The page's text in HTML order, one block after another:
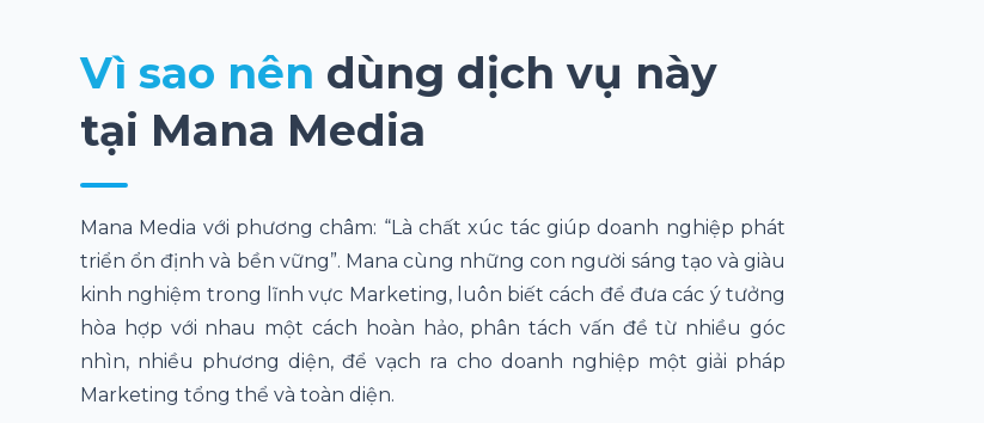
Vì sao nên dùng dịch vụ này
tại Mana Media
Mana Media với phương châm: “Là chất xúc tác giúp doanh nghiệp phát
triển ổn định và bền vững”. Mana cùng những con người sáng tạo và giàu
kinh nghiệm trong lĩnh vực Marketing, luôn biết cách để đưa các ý tưởng
hòa hợp với nhau một cách hoàn hảo, phân tách vấn đề từ nhiều góc
nhìn, nhiều phương diện, để vạch ra cho doanh nghiệp một giải pháp
Marketing tổng thể và toàn diện.